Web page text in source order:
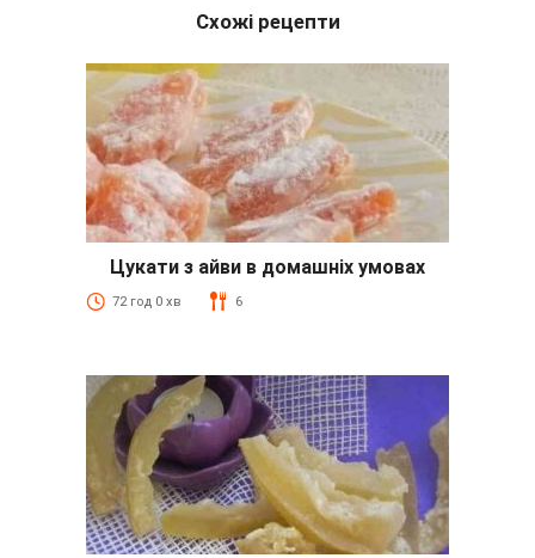
Схожі рецепти
Цукати з айви в домашніх умовах
72 год 0 хв 6